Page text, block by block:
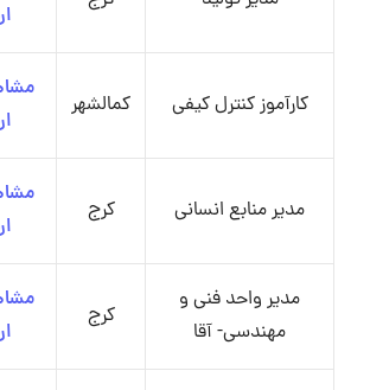
کارآموز کنترل کیفی کمالشهر
مدیر منابع انسانی کرج
مدیر واحد فنی و
مهندسی- آقا
کرج